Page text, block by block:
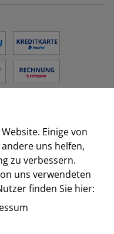
Einige von
uns helfen,
zu verbessern.
uns verwendeten
finden Sie hier: